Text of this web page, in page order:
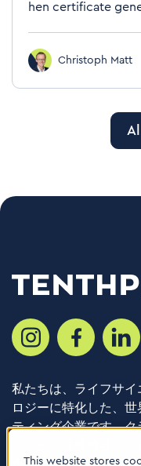
This website stores
hen certificate
Christoph Matt
私たちは、ライフサ
ロジーに特化した、
ティング企業です。